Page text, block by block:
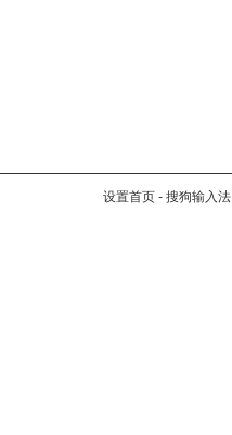
设置首页 - 搜狗输入法